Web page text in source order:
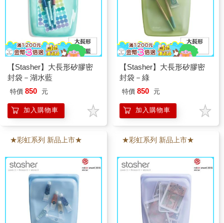
【Stasher】大長形矽膠密
封袋－湖水藍
特價 850 元
加入購物車
【Stasher】大長形矽膠密
封袋－綠
特價 850 元
加入購物車
★彩虹系列 新品上市★ ★彩虹系列 新品上市★